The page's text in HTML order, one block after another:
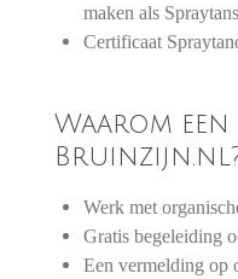
maken als
Certificaat
Waarom
Werk met
Gratis begeleiding
Een vermelding op